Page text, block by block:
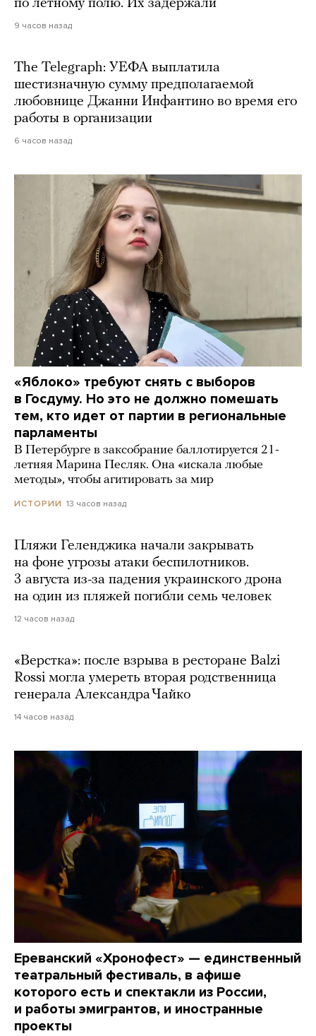
по летному полю. Их задержали
9 часов назад
The Telegraph: УЕФА выплатила
шестизначную сумму предполагаемой
любовнице Джанни Инфантино во время его
работы в организации
6 часов назад
«Яблоко» требуют снять с выборов
в Госдуму. Но это не должно помешать
тем, кто идет от партии в региональные
парламенты
В Петербурге в заксобрание баллотируется 21-
летняя Марина Песляк. Она «искала любые
методы», чтобы агитировать за мир
ИСТОРИИ 13 часов назад
Пляжи Геленджика начали закрывать
на фоне угрозы атаки беспилотников.
3 августа из-за падения украинского дрона
на один из пляжей погибли семь человек
12 часов назад
«Верстка»: после взрыва в ресторане Balzi
Rossi могла умереть вторая родственница
генерала Александра Чайко
14 часов назад
Ереванский «Хронофест» — единственный
театральный фестиваль, в афише
которого есть и спектакли из России,
и работы эмигрантов, и иностранные
проекты